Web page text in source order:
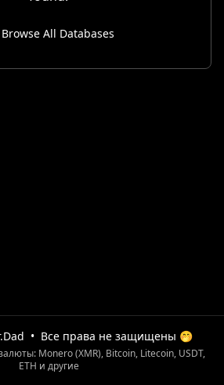
Browse All Databases
• Все права не защищены 🤭
Monero (XMR), Bitcoin, Litecoin, USDT,
ETH и другие